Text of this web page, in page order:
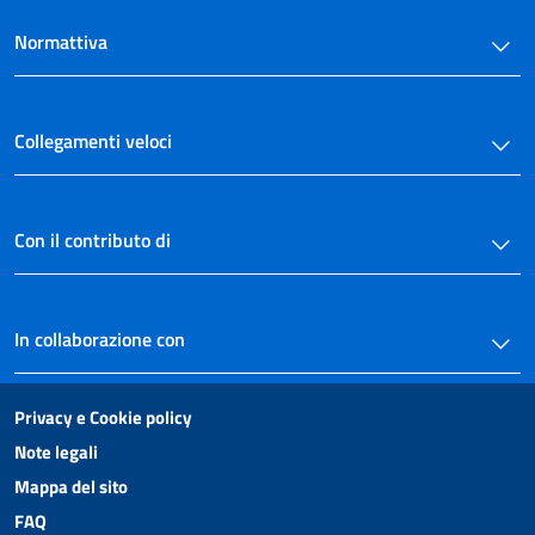
Normattiva
Collegamenti veloci
Con il contributo di
In collaborazione con
Privacy e Cookie policy
Note legali
Mappa del sito
FAQ